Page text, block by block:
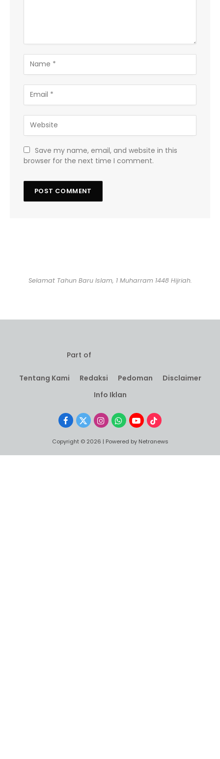
Save my name, email, and website in this
browser for the next time I comment.
Selamat Tahun Baru Islam, 1 Muharram 1448 Hijriah.
Part of
Tentang Kami Redaksi Pedoman
Disclaimer
Info Iklan
Facebook
X
InstagramWhatsApp
YouTubeTikTok
Copyright © 2026 | Powered by Netranews